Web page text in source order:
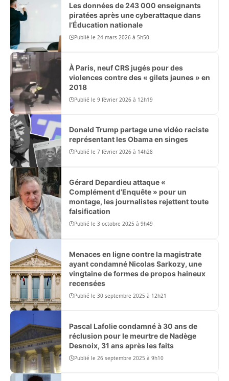
Les données de 243 000 enseignants
piratées après une cyberattaque dans
l’Éducation nationale
Publié le 24 mars 2026 à 5h50
À Paris, neuf CRS jugés pour des
violences contre des « gilets jaunes » en
2018
Publié le 9 février 2026 à 12h19
Donald Trump partage une vidéo raciste
représentant les Obama en singes
Publié le 7 février 2026 à 14h28
Gérard Depardieu attaque «
Complément d’Enquête » pour un
montage, les journalistes rejettent toute
falsification
Publié le 3 octobre 2025 à 9h49
Menaces en ligne contre la magistrate
ayant condamné Nicolas Sarkozy, une
vingtaine de formes de propos haineux
recensées
Publié le 30 septembre 2025 à 12h21
Pascal Lafolie condamné à 30 ans de
réclusion pour le meurtre de Nadège
Desnoix, 31 ans après les faits
Publié le 26 septembre 2025 à 9h10